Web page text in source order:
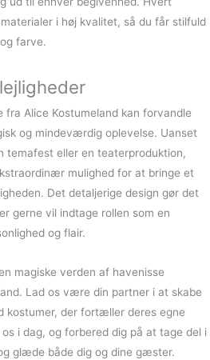
i høj kvalitet, så du får stilfuld
farve.
fra Alice Kostumeland kan forvandle
og mindeværdig oplevelse. Uanset
temafest eller en teaterproduktion,
mulighed for at bringe et
Det detaljerige design gør det
gerne vil indtage rollen som en
og flair.
magiske verden af havenisse
Lad os være din partner i at skabe
kostumer, der fortæller deres egne
i dag, og forbered dig på at tage del i
glæde både dig og dine gæster.